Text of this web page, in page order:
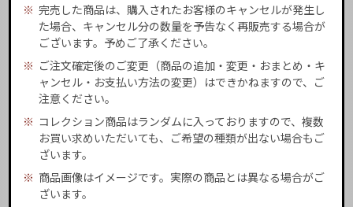
※ 完売した商品は、購入されたお客様のキャンセルが発生し
た場合、キャンセル分の数量を予告なく再販売する場合が
ございます。予めご了承ください。
※ ご注文確定後のご変更（商品の追加・変更・おまとめ・キ
ャンセル・お支払い方法の変更）はできかねますので、ご
注意ください。
※ コレクション商品はランダムに入っておりますので、複数
お買い求めいただいても、ご希望の種類が出ない場合もご
ざいます。
※ 商品画像はイメージです。実際の商品とは異なる場合がご
ざいます。